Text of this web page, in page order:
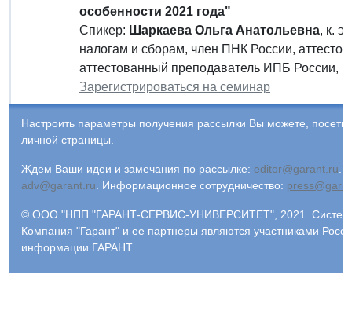
особенности 2021 года"
Спикер: Шаркаева Ольга Анатольевна, к.
налогам и сборам, член ПНК России,
аттестованный преподаватель ИПБ России,
Зарегистрироваться на семинар
Настроить параметры получения рассылки Вы можете,
личной страницы.
Ждем Ваши идеи и замечания по рассылке: editor@garant.ru
adv@garant.ru
Информационное сотрудничество:
© ООО "НПП "ГАРАНТ-СЕРВИС-УНИВЕРСИТЕТ", 2021. Система
Компания "Гарант" и ее партнеры являются участниками
информации ГАРАНТ.